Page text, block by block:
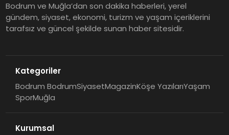
Bodrum ve Muğla’dan son dakika haberleri, yerel
gündem, siyaset, ekonomi, turizm ve yaşam içeriklerini
tarafsız ve güncel şekilde sunan haber sitesidir.
Kategoriler
Bodrum BodrumSiyasetMagazinKöşe YazılarıYaşam
SporMuğla
Kurumsal